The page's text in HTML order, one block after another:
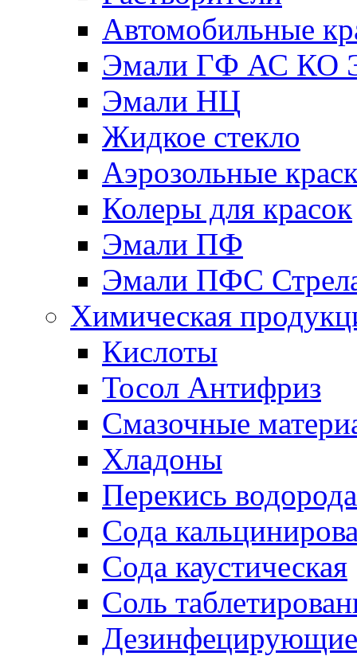
Автомобильные
Эмали ГФ АС КО
Эмали НЦ
Жидкое стекло
Аэрозольные
Колеры для красок
Эмали ПФ
Эмали ПФС
Химическая
Кислоты
Тосол Антифриз
Смазочные
Хладоны
Перекись водорода
Сода
Сода каустическая
Соль
Дезинфецирующие